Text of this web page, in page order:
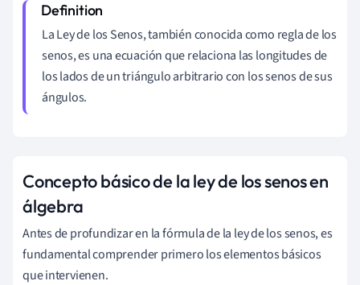
La Ley de los Senos, también conocida como regla de los
senos, es una ecuación que relaciona las longitudes de
los lados de un triángulo arbitrario con los senos de sus
ángulos.
Concepto básico de la ley de los senos en
álgebra
Antes de profundizar en la fórmula de la ley de los senos, es
fundamental comprender primero los elementos básicos
que intervienen.